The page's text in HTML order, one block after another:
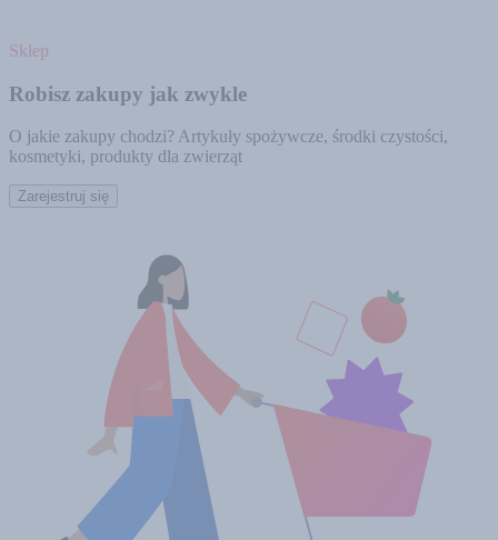
Sklep
Robisz zakupy jak zwykle
O jakie zakupy chodzi? Artykuły spożywcze, środki czystości,
kosmetyki, produkty dla zwierząt
Zarejestruj się